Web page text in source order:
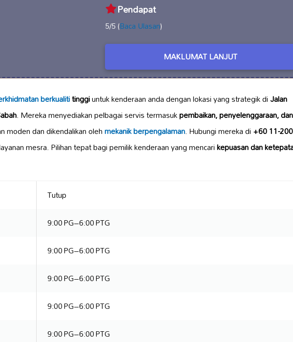
Pendapat
5/5 (Baca Ulasan)
MAKLUMAT LANJUT
berkualititinggiuntuk kenderaan anda dengan lokasi yang strategik diJalan
. Mereka menyediakan pelbagai servis termasukpembaikan, penyelenggaraan, dan
moden dan dikendalikan olehmekanik berpengalaman. Hubungi mereka di+60 11-
mesra. Pilihan tepat bagi pemilik kenderaan yang mencarikepuasan dan
Tutup
9:00 PG–6:00 PTG
9:00 PG–6:00 PTG
9:00 PG–6:00 PTG
9:00 PG–6:00 PTG
9:00 PG–6:00 PTG